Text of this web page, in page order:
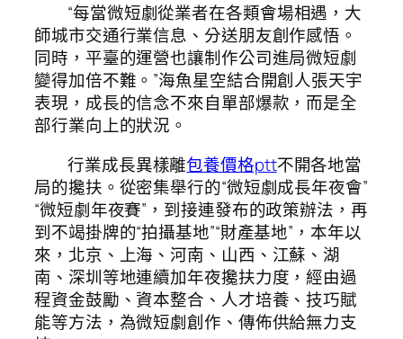
“每當微短劇從業者在各類會場相遇，大
師城市交通行業信息、分送朋友創作感悟。
同時，平臺的運營也讓制作公司進局微短劇
變得加倍不難。”海魚星空結合開創人張天宇
表現，成長的信念不來自單部爆款，而是全
部行業向上的狀況。
行業成長異樣離包養價格ptt不開各地當
局的攙扶。從密集舉行的“微短劇成長年夜會”
“微短劇年夜賽”，到接連發布的政策辦法，再
到不竭掛牌的“拍攝基地”“財產基地”，本年以
來，北京、上海、河南、山西、江蘇、湖
南、深圳等地連續加年夜攙扶力度，經由過
程資金鼓勵、資本整合、人才培養、技巧賦
能等方法，為微短劇創作、傳佈供給無力支